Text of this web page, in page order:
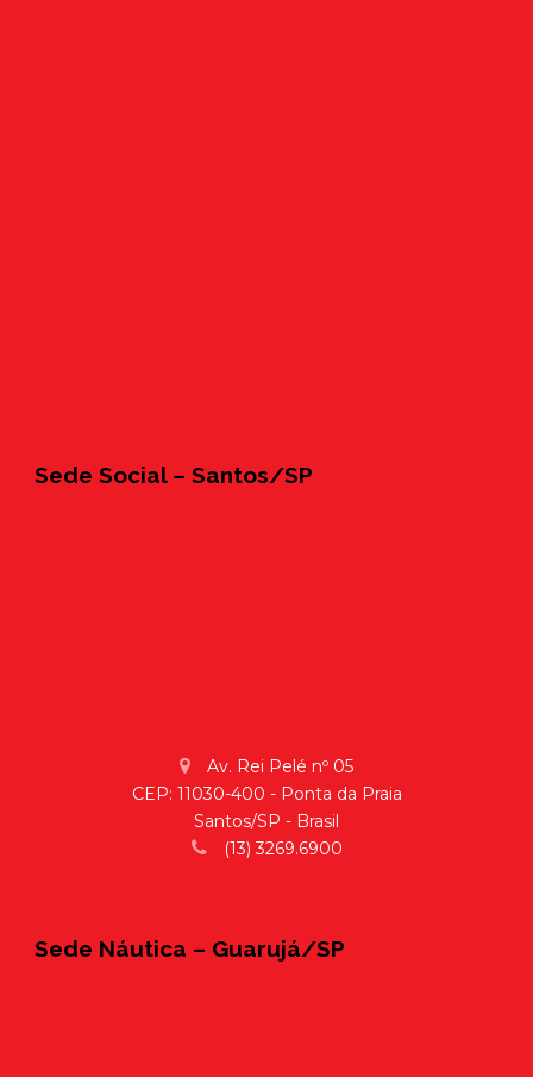
Sede Social – Santos/SP
Av. Rei Pelé nº 05
CEP: 11030-400 - Ponta da Praia
Santos/SP - Brasil
(13) 3269.6900
Sede Náutica – Guarujá/SP